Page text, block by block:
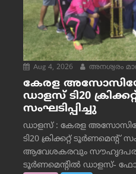
Aug 4, 2026 അനശ്വരം
കേരള
ഡാളസ് ടി20
സംഘടിപ്പിച്ചു
ഡാളസ് : കേരള
ടി20 ക്രിക്കറ്റ് ടൂർണമെന്റ്
ആവേശകരവും
ടൂർണമെന്റിൽ ഡാളസ്-